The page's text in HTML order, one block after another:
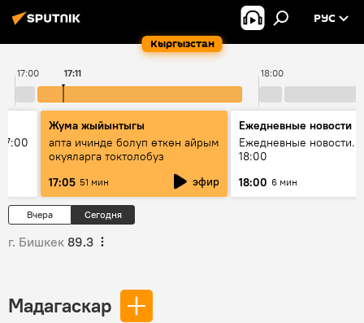
Кыргызстан
РУС
17:00 18:00
17:11
Жума жыйынтыгы
апта ичинде болуп өткөн айрым
окуяларга токтолобуз
17:05 51 мин эфир
Ежедневные новости
Ежедневные новости.
18:00
18:00 6 мин
Вчера Сегодня
г. Бишкек 89.3
Мадагаскар